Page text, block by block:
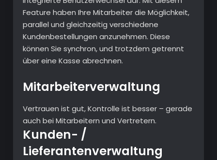
Feature haben Ihre Mitarbeiter die Möglichkeit,
parallel und gleichzeitig verschiedene
Kundenbestellungen anzunehmen. Diese
können Sie synchron, und trotzdem getrennt
über eine Kasse abrechnen.
Mitarbeiterverwaltung
Vertrauen ist gut, Kontrolle ist besser – gerade
auch bei Mitarbeitern und Vertretern.
Kunden- /
Lieferantenverwaltung